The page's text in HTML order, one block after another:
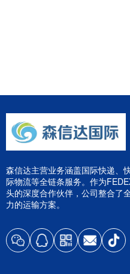
森信达主营业务涵盖国际快递、
际物流等全链条服务。作为
头的深度合作伙伴，公司整合了
力的运输方案。